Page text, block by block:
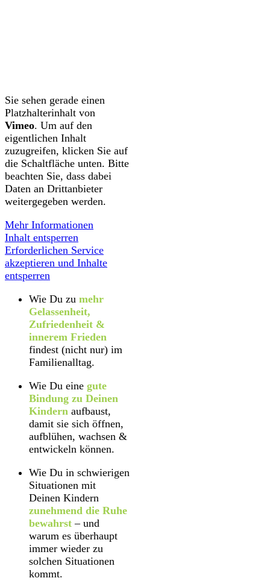
Sie sehen gerade einen
Platzhalterinhalt von
Vimeo. Um auf den
eigentlichen Inhalt
zuzugreifen, klicken Sie auf
die Schaltfläche unten. Bitte
beachten Sie, dass dabei
Daten an Drittanbieter
weitergegeben werden.
Mehr Informationen
Inhalt entsperren
Erforderlichen Service
akzeptieren und Inhalte
entsperren
Wie Du zu mehr
Gelassenheit,
Zufriedenheit &
innerem Frieden
findest (nicht nur) im
Familienalltag.
Wie Du eine gute
Bindung zu Deinen
Kindern aufbaust,
damit sie sich öffnen,
aufblühen, wachsen &
entwickeln können.
Wie Du in schwierigen
Situationen mit
Deinen Kindern
zunehmend die Ruhe
bewahrst – und
warum es überhaupt
immer wieder zu
solchen Situationen
kommt.